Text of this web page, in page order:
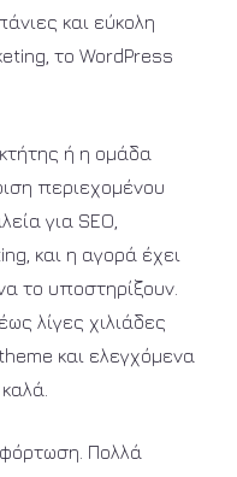
και εύκολη
το WordPress
ή η ομάδα
περιεχομένου
για SEO,
και η αγορά έχει
το υποστηρίξουν.
λίγες χιλιάδες
και ελεγχόμενα
Πολλά